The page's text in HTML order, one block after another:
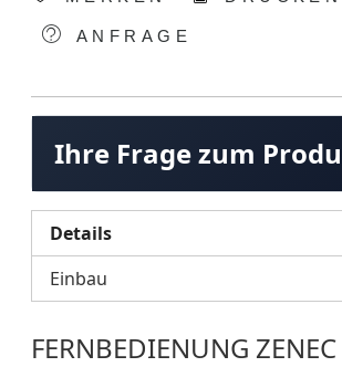
ANFRAGE
Ihre Frage zum
Details
Einbau
FERNBEDIENUNG